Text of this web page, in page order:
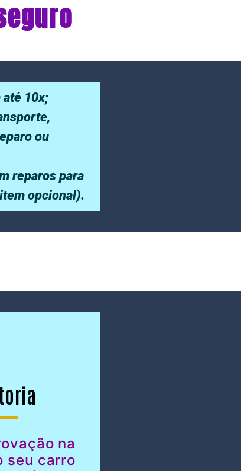
10x;
ou
reparos para
opcional).
na
seu carro